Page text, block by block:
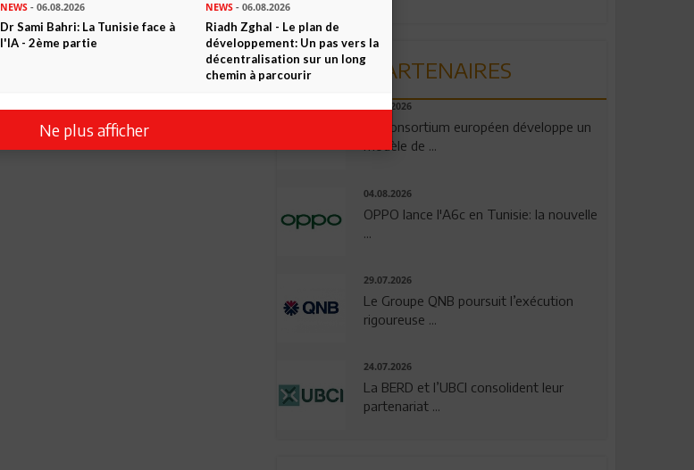
PARTENAIRES
06.08.2026
Un consortium européen développe un
modèle de ...
04.08.2026
OPPO lance l'A6c en Tunisie: la nouvelle
29.07.2026
Le Groupe QNB poursuit l’exécution
rigoureuse ...
24.07.2026
La BERD et l’UBCI consolident leur
partenariat ...
NEWS - 06.08.2026
Dr Sami Bahri: La Tunisie face à
l'IA - 2ème partie
NEWS- 06.08.2026
Riadh Zghal - Le plan de
développement: Un pas vers la
décentralisation sur un long
chemin à parcourir
Ne plus afficher